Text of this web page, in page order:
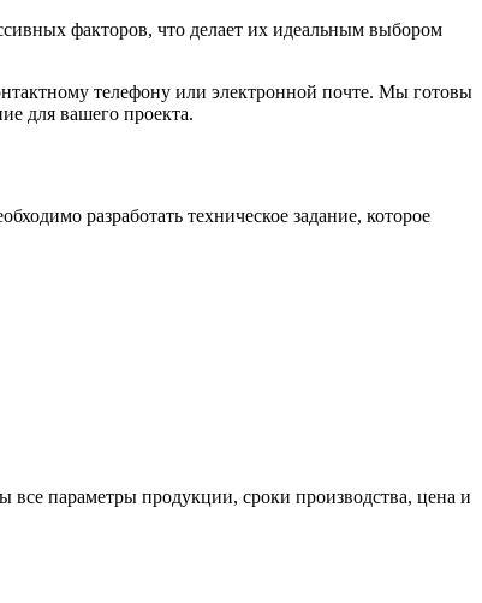
факторов, что делает их идеальным выбором
телефону или электронной почте. Мы готовы
для вашего проекта.
разработать техническое задание, которое
все параметры продукции, сроки производства, цена и